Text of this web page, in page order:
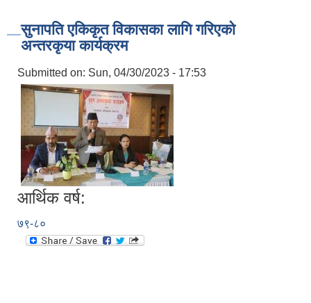
सुनापति एकिकृत विकासका लागि गरिएको
अन्तरकृया कार्यक्रम
Submitted on: Sun, 04/30/2023 - 17:53
आर्थिक वर्ष:
७९-८०